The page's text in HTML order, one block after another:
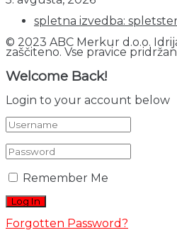
spletna izvedba:
© 2023 ABC Merkur d.o.o.
zaščiteno. Vse pravice
Welcome Back!
Login to your account below
Remember Me
Forgotten Password?